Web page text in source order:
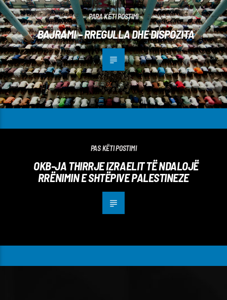
PARA KËTI POSTIMI
BAJRAMI – RREGULLA DHE DISPOZITA
PAS KËTI POSTIMI
OKB-JA THIRRJE IZRAELIT TË NDALOJË
RRËNIMIN E SHTËPIVE PALESTINEZE